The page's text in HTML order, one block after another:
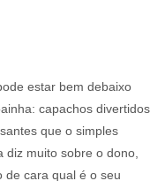
estar bem debaixo
capachos divertidos
que o simples
diz muito sobre o dono,
de cara qual é o seu